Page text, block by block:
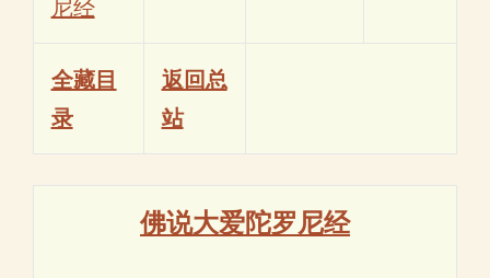
尼经
全藏目
录
返回总
站
佛说大爱陀罗尼经